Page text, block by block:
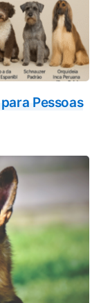
Pessoas